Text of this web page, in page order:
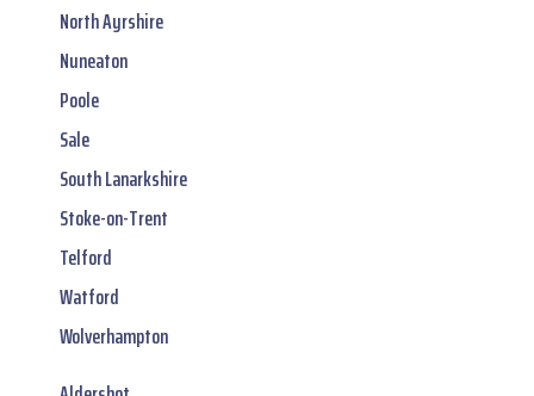
North Ayrshire
Nuneaton
Poole
Sale
South Lanarkshire
Stoke-on-Trent
Telford
Watford
Wolverhampton